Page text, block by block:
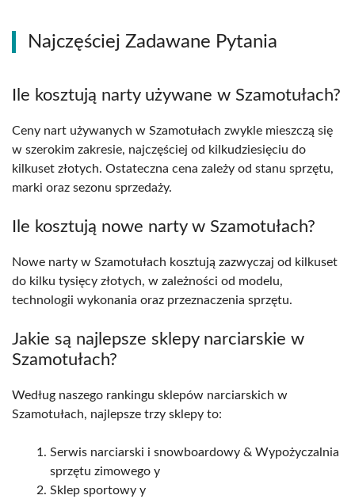
Najczęściej Zadawane Pytania
Ile kosztują narty używane w Szamotułach?
Ceny nart używanych w Szamotułach zwykle mieszczą się
w szerokim zakresie, najczęściej od kilkudziesięciu do
kilkuset złotych. Ostateczna cena zależy od stanu sprzętu,
marki oraz sezonu sprzedaży.
Ile kosztują nowe narty w Szamotułach?
Nowe narty w Szamotułach kosztują zazwyczaj od kilkuset
do kilku tysięcy złotych, w zależności od modelu,
technologii wykonania oraz przeznaczenia sprzętu.
Jakie są najlepsze sklepy narciarskie w
Szamotułach?
Według naszego rankingu sklepów narciarskich w
Szamotułach, najlepsze trzy sklepy to:
Serwis narciarski i snowboardowy & Wypożyczalnia
sprzętu zimowego y
Sklep sportowy y